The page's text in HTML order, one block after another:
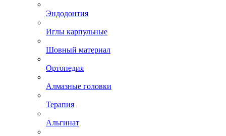
Эндодонтия
Иглы карпульные
Шовный материал
Ортопедия
Алмазные головки
Терапия
Альгинат